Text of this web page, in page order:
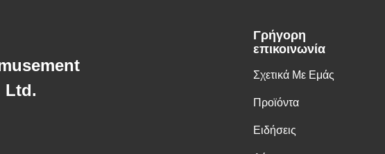
Ltd.
Γρήγορη
επικοινωνία
Σχετικά Με Εμάς
Προϊόντα
Ειδήσεις